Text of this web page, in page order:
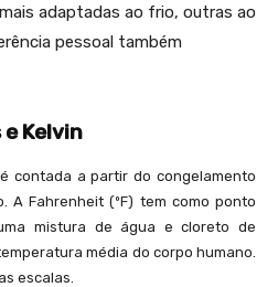
adaptadas ao frio, outras ao
pessoal também
Kelvin
contada a partir do congelamento
A Fahrenheit (ºF) tem como ponto
mistura de água e cloreto de
média do corpo humano.
escalas.